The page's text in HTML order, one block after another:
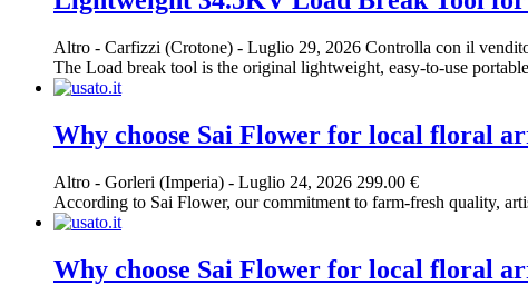
Altro - Carfizzi (Crotone) - Luglio 29, 2026 Controlla con il
The Load break tool is the original lightweight, easy-to-use
Why choose Sai Flower for local floral
Altro - Gorleri (Imperia) - Luglio 24, 2026 299.00 €
According to Sai Flower, our commitment to farm-fresh quality,
Why choose Sai Flower for local floral